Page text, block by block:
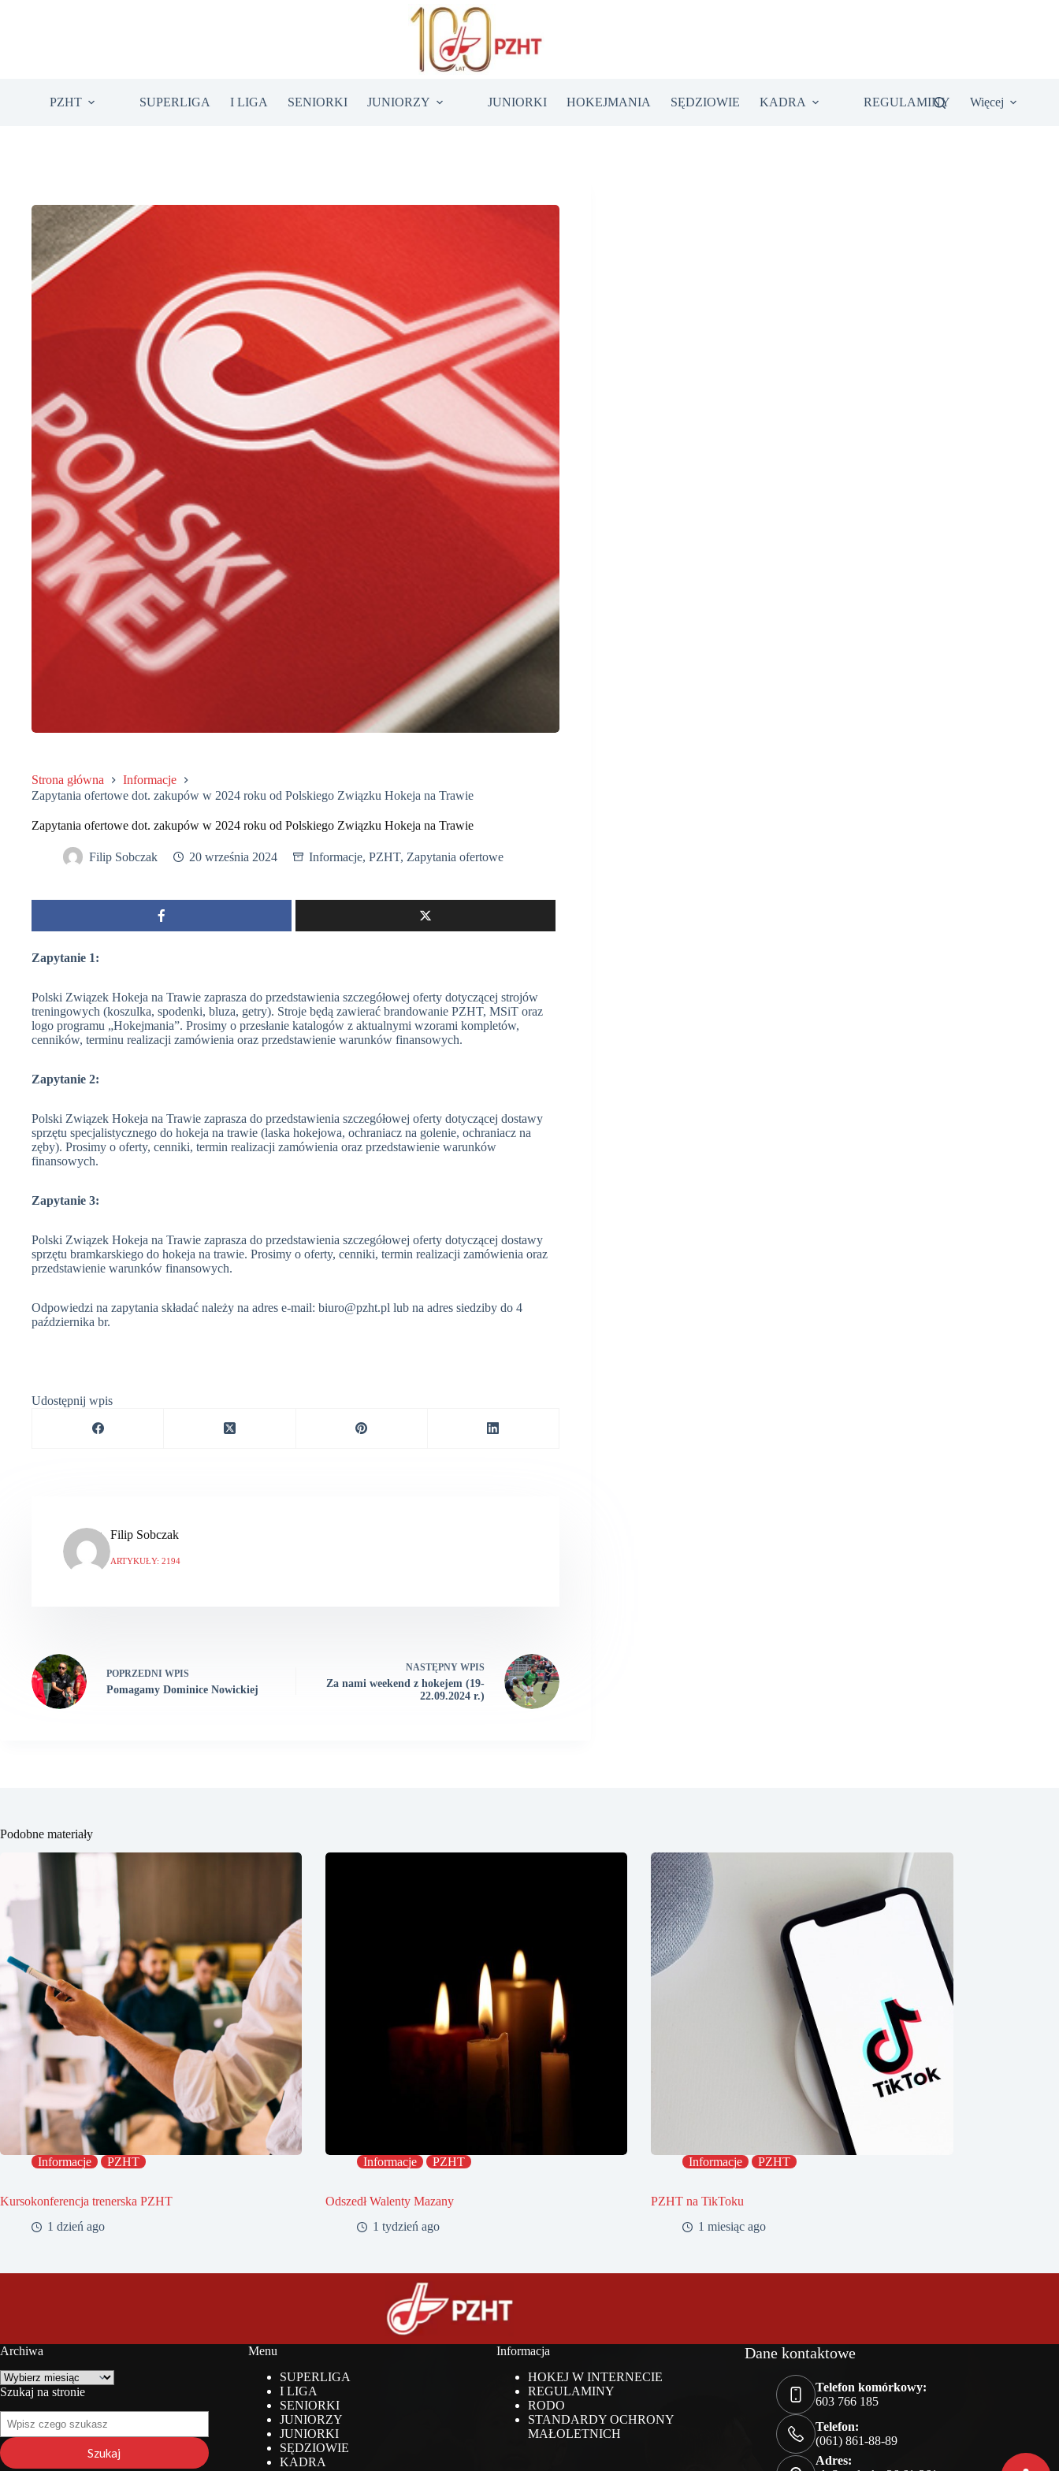
PZHT SUPERLIGA I LIGA SENIORKI JUNIORZY JUNIORKI HOKEJMANIA SĘDZIOWIE KADRA REGULAMINY Więcej
Strona główna
Informacje
Zapytania ofertowe dot. zakupów w 2024 roku od Polskiego Związku Hokeja na Trawie
Zapytania ofertowe dot. zakupów w 2024 roku od Polskiego Związku Hokeja na Trawie
Filip Sobczak 20 września 2024 Informacje, PZHT, Zapytania ofertowe
Zapytanie 1:
Polski Związek Hokeja na Trawie zaprasza do przedstawienia szczegółowej oferty dotyczącej strojów
treningowych (koszulka, spodenki, bluza, getry). Stroje będą zawierać brandowanie PZHT, MSiT oraz
logo programu „Hokejmania”. Prosimy o przesłanie katalogów z aktualnymi wzorami kompletów,
cenników, terminu realizacji zamówienia oraz przedstawienie warunków finansowych.
Zapytanie 2:
Polski Związek Hokeja na Trawie zaprasza do przedstawienia szczegółowej oferty dotyczącej dostawy
sprzętu specjalistycznego do hokeja na trawie (laska hokejowa, ochraniacz na golenie, ochraniacz na
zęby). Prosimy o oferty, cenniki, termin realizacji zamówienia oraz przedstawienie warunków
finansowych.
Zapytanie 3:
Polski Związek Hokeja na Trawie zaprasza do przedstawienia szczegółowej oferty dotyczącej dostawy
sprzętu bramkarskiego do hokeja na trawie. Prosimy o oferty, cenniki, termin realizacji zamówienia oraz
przedstawienie warunków finansowych.
Odpowiedzi na zapytania składać należy na adres e-mail: biuro@pzht.pl lub na adres siedziby do 4
października br.
Udostępnij wpis
Filip Sobczak
ARTYKUŁY: 2194
POPRZEDNI WPIS
Pomagamy Dominice Nowickiej
NASTĘPNY WPIS
Za nami weekend z hokejem (19-
22.09.2024 r.)
Podobne materiały
Informacje PZHT
Kursokonferencja trenerska PZHT
1 dzień ago
Informacje PZHT
Odszedł Walenty Mazany
1 tydzień ago
Informacje PZHT
PZHT na TikToku
1 miesiąc ago
Archiwa
Archiwa
Szukaj na stronie
na
stronie
Szukaj
Menu
SUPERLIGA
I LIGA
SENIORKI
JUNIORZY
JUNIORKI
SĘDZIOWIE
KADRA
Informacja
HOKEJ W INTERNECIE
REGULAMINY
RODO
STANDARDY OCHRONY
MAŁOLETNICH
Dane kontaktowe
Telefon komórkowy:
603 766 185
Telefon:
(061) 861-88-89
Adres: